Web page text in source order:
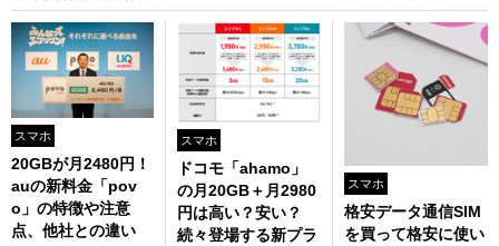
スマホ
20GBが月2480円！
auの新料金「pov
o」の特徴や注意
点、他社との違い
スマホ
ドコモ「ahamo」
の月20GB＋月2980
円は高い？安い？
続々登場する新プラ
スマホ
格安データ通信SIM
を買って格安に使い